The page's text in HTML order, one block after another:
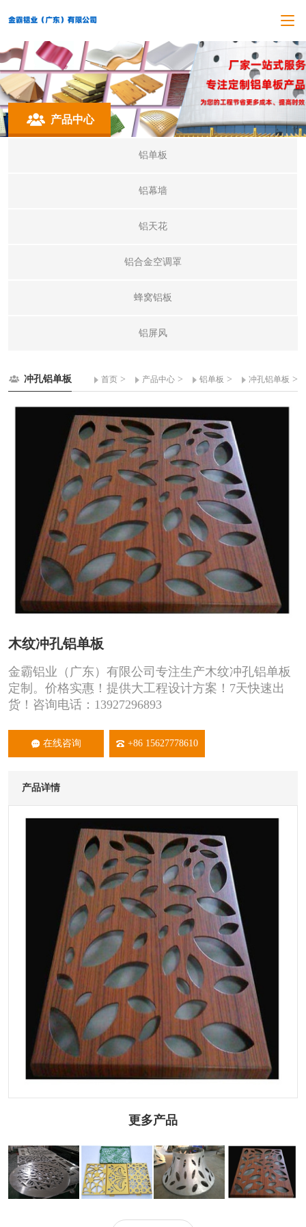
产品中心
铝单板
铝幕墙
铝天花
铝合金空调罩
蜂窝铝板
铝屏风
冲孔铝单板 首页 > 产品中心 > 铝单板 > 冲孔铝单板 >
木纹冲孔铝单板
金霸铝业（广东）有限公司专注生产木纹冲孔铝单板
定制。价格实惠！提供大工程设计方案！7天快速出
货！咨询电话：13927296893
在线咨询 +86 15627778610
产品详情
更多产品
2.5mm冲孔铝单
板
氟碳冲孔铝单板 双曲冲孔铝单板 木纹冲孔铝单板